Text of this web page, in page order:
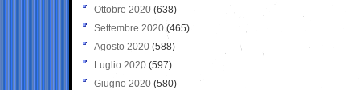
Ottobre 2020 (638)
Settembre 2020(465)
Agosto 2020 (588)
Luglio 2020 (597)
Giugno 2020 (580)